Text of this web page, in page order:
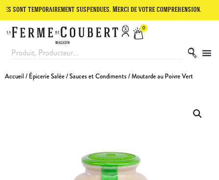
suspendues. Merci de votre compréhension. Le site
0
Accueil / Épicerie Salée/Sauces et Condiments/ Moutarde au Poivre Vert